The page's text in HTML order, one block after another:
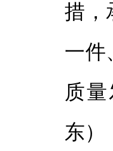
措，
一件
质
东）